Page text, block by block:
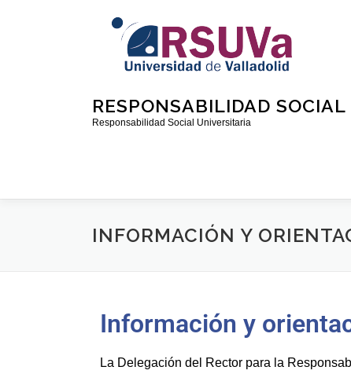
RESPONSABILIDAD
Responsabilidad Social Universitaria
INFORMACIÓN Y
Información y
La Delegación del Rector para la